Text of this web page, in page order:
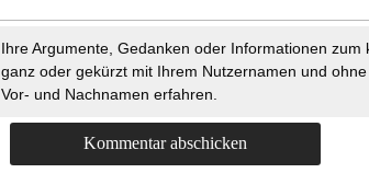
Ihre Argumente, Gedanken oder Informationen
ganz oder gekürzt mit Ihrem Nutzernamen und
Vor- und Nachnamen erfahren.